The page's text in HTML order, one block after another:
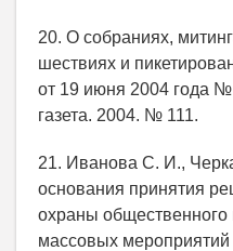
20. О собраниях,
шествиях и
от 19 июня 2004 года
газета. 2004. № 111.
21. Иванова С. И.,
основания принятия
охраны общественного
массовых